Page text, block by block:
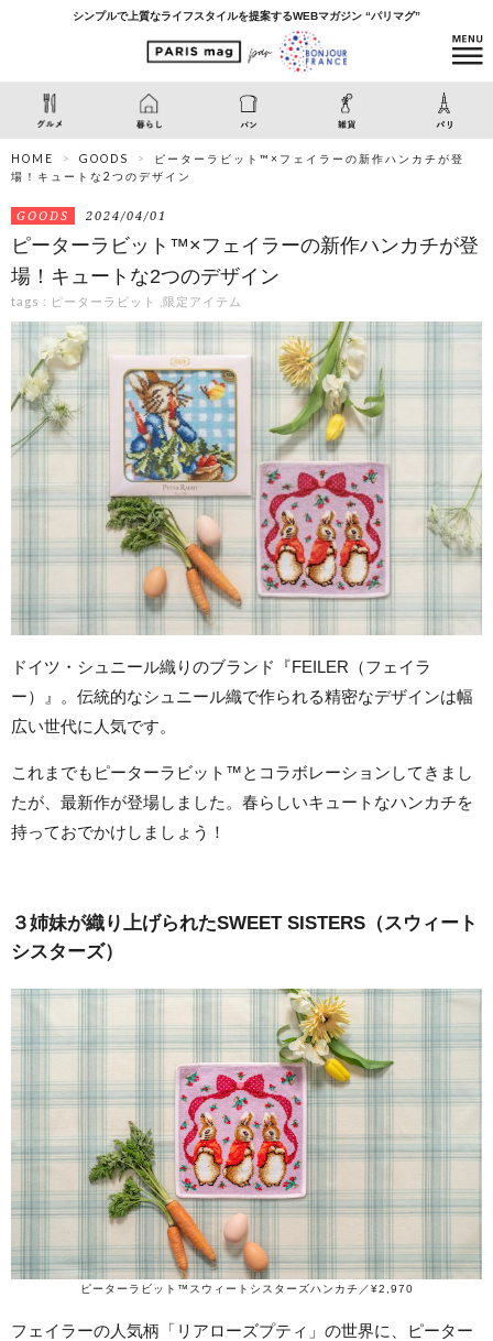
シンプルで上質なライフスタイルを提案するWEBマガジン “パリマグ”
HOME GOODS
ピーターラビット™×フェイラーの新作ハンカチが登
場！キュートな2つのデザイン
GOODS 2024/04/01
ピーターラビット™×フェイラーの新作ハンカチが登
場！キュートな2つのデザイン
tags : ピーターラビット 限定アイテム
ドイツ・シュニール織りのブランド『FEILER（フェイラ
ー）』。伝統的なシュニール織で作られる精密なデザインは幅
広い世代に人気です。
これまでもピーターラビット™とコラボレーションしてきまし
たが、最新作が登場しました。春らしいキュートなハンカチを
持っておでかけしましょう！
３姉妹が織り上げられたSWEET SISTERS（スウィート
シスターズ）
ピーターラビット™スウィートシスターズハンカチ／¥2,970
フェイラーの人気柄「リアローズプティ」の世界に、ピーター